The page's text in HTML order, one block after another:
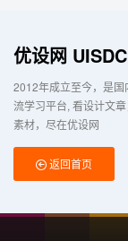
优设网
2012年成立至今，是
流学习平台 看设计文
素材，尽在优设网
返回首页